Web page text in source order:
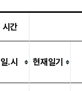
시간
일.시 현재일기